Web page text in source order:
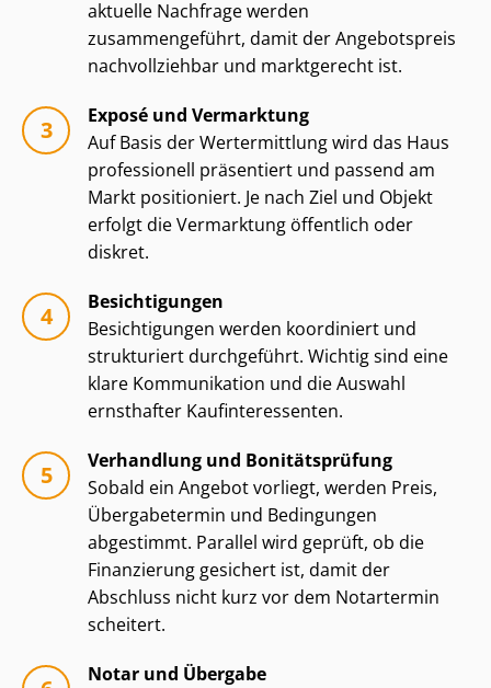
aktuelle Nachfrage werden
zusammengeführt, damit der Angebotspreis
nachvollziehbar und marktgerecht ist.
Exposé und Vermarktung
Auf Basis der Wertermittlung wird das Haus
professionell präsentiert und passend am
Markt positioniert. Je nach Ziel und Objekt
erfolgt die Vermarktung öffentlich oder
diskret.
Besichtigungen
Besichtigungen werden koordiniert und
strukturiert durchgeführt. Wichtig sind eine
klare Kommunikation und die Auswahl
ernsthafter Kauf­in­ter­es­sen­ten.
Verhandlung und Bonitätsprüfung
Sobald ein Angebot vorliegt, werden Preis,
Übergabetermin und Bedingungen
abgestimmt. Parallel wird geprüft, ob die
Finanzierung gesichert ist, damit der
Abschluss nicht kurz vor dem Notartermin
scheitert.
Notar und Übergabe